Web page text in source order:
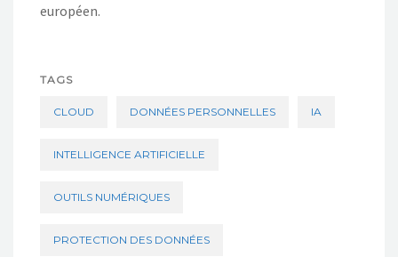
européen.
TAGS
CLOUD DONNÉES PERSONNELLES IA
INTELLIGENCE ARTIFICIELLE
OUTILS NUMÉRIQUES
PROTECTION DES DONNÉES